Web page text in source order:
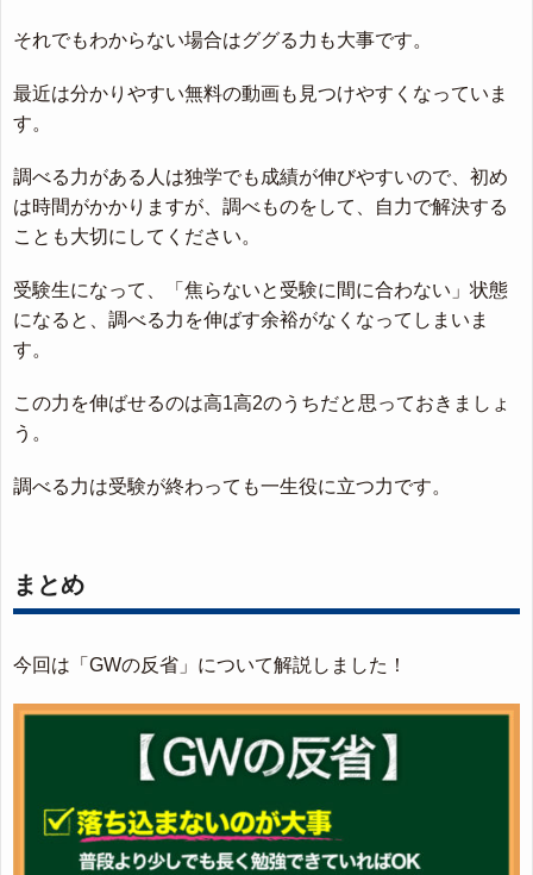
それでもわからない場合はググる力も大事です。
最近は分かりやすい無料の動画も見つけやすくなっていま
す。
調べる力がある人は独学でも成績が伸びやすいので、初め
は時間がかかりますが、調べものをして、自力で解決する
ことも大切にしてください。
受験生になって、「焦らないと受験に間に合わない」状態
になると、調べる力を伸ばす余裕がなくなってしまいま
す。
この力を伸ばせるのは高1高2のうちだと思っておきましょ
う。
調べる力は受験が終わっても一生役に立つ力です。
まとめ
今回は「GWの反省」について解説しました！